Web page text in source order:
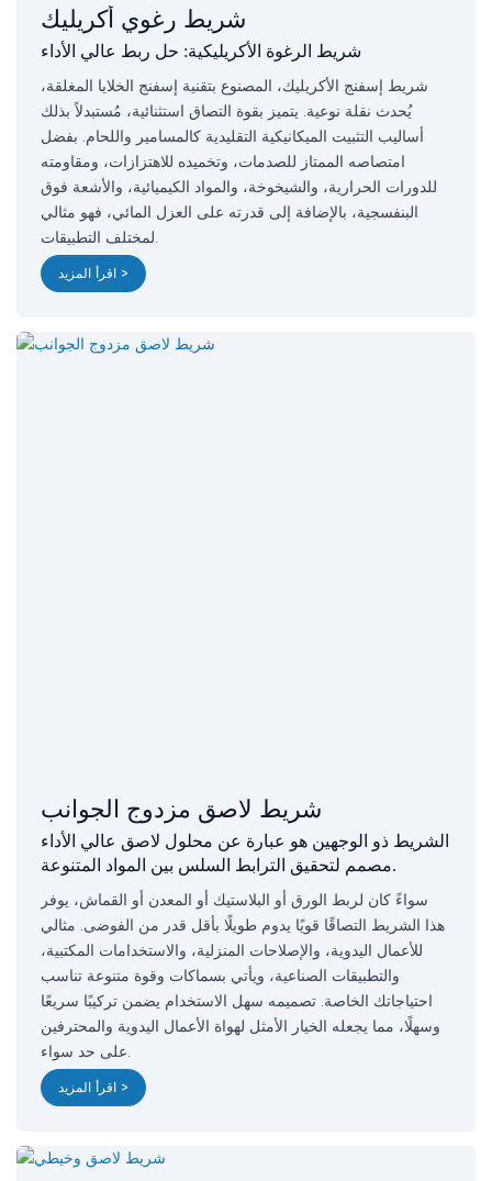
شريط رغوي أكريليك
شريط الرغوة الأكريليكية: حل ربط عالي الأداء
شريط إسفنج الأكريليك، المصنوع بتقنية إسفنج الخلايا المغلقة،
يُحدث نقلة نوعية. يتميز بقوة التصاق استثنائية، مُستبدلاً بذلك
أساليب التثبيت الميكانيكية التقليدية كالمسامير واللحام. بفضل
امتصاصه الممتاز للصدمات، وتخميده للاهتزازات، ومقاومته
للدورات الحرارية، والشيخوخة، والمواد الكيميائية، والأشعة فوق
البنفسجية، بالإضافة إلى قدرته على العزل المائي، فهو مثالي
لمختلف التطبيقات.
اقرأ المزيد >
شريط لاصق مزدوج الجوانب
الشريط ذو الوجهين هو عبارة عن محلول لاصق عالي الأداء
مصمم لتحقيق الترابط السلس بين المواد المتنوعة.
سواءً كان لربط الورق أو البلاستيك أو المعدن أو القماش، يوفر
هذا الشريط التصاقًا قويًا يدوم طويلًا بأقل قدر من الفوضى. مثالي
للأعمال اليدوية، والإصلاحات المنزلية، والاستخدامات المكتبية،
والتطبيقات الصناعية، ويأتي بسماكات وقوة متنوعة تناسب
احتياجاتك الخاصة. تصميمه سهل الاستخدام يضمن تركيبًا سريعًا
وسهلًا، مما يجعله الخيار الأمثل لهواة الأعمال اليدوية والمحترفين
على حد سواء.
اقرأ المزيد >